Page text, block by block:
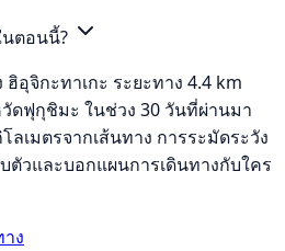
ตอนนี้?
อุจิกะทาเกะ ระยะทาง 4.4 km
ดฟุกุชิมะ ในช่วง 30 วันที่ผ่านมา
เมตรจากเส้นทาง การระมัดระวัง
ตัวและบอกแผนการเดินทางกับใคร
ง